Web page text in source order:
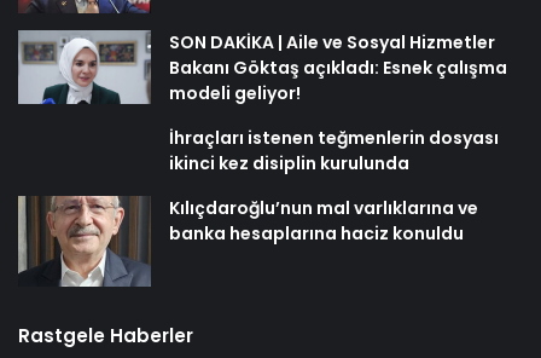
SON DAKİKA | Aile ve Sosyal Hizmetler
Bakanı Göktaş açıkladı: Esnek çalışma
modeli geliyor!
İhraçları istenen teğmenlerin dosyası
ikinci kez disiplin kurulunda
Kılıçdaroğlu’nun mal varlıklarına ve
banka hesaplarına haciz konuldu
Rastgele Haberler